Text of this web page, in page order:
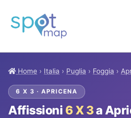
Home › Italia › Puglia › Foggia ›
6 X 3 · APRICENA
Affissioni 6 X 3a